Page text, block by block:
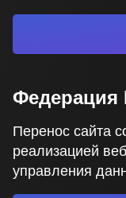
Федерация
Перенос сайта
реализацией
управления